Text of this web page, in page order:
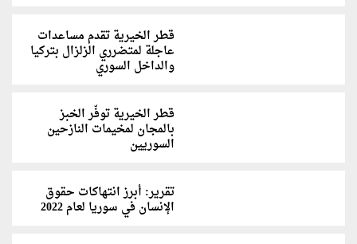
قطر الخيرية تقدم مساعدات
عاجلة لمتضرري الزلزال بتركيا
والداخل السوري
قطر الخيرية توفّر الخبز
بالمجان لمخيمات النازحين
السوريين
تقرير: أبرز انتهاكات حقوق
الإنسان في سوريا لعام 2022